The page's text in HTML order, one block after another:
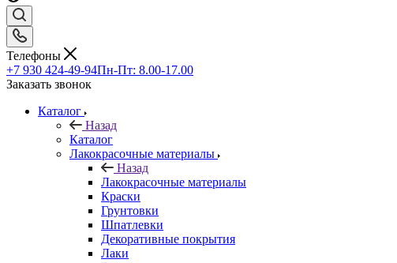
Телефоны
+7 930 424-49-94Пн-Пт: 8.00-17.00
Заказать звонок
Каталог
Назад
Каталог
Лакокрасочные материалы
Назад
Лакокрасочные материалы
Краски
Грунтовки
Шпатлевки
Декоративные покрытия
Лаки